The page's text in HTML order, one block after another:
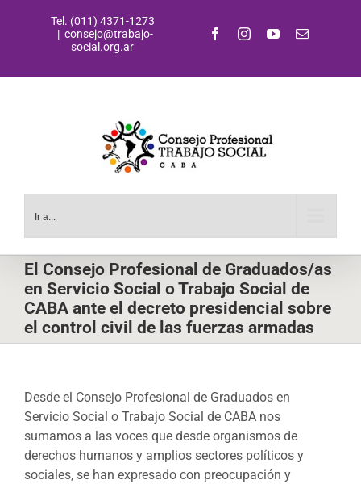
Tel. (011) 4371-1273
| consejo@trabajo-
social.org.ar
FacebookInstagramYouTubeCorreo
Ir a...
El Consejo Profesional de Graduados/as
en Servicio Social o Trabajo Social de
CABA ante el decreto presidencial sobre
el control civil de las fuerzas armadas
Desde el Consejo Profesional de Graduados en
Servicio Social o Trabajo Social de CABA nos
sumamos a las voces que desde organismos de
derechos humanos y amplios sectores políticos y
sociales, se han expresado con preocupación y